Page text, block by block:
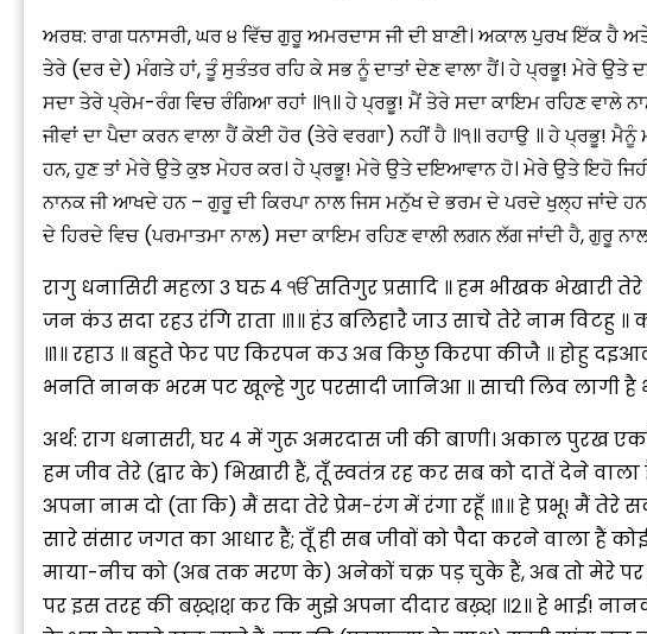
ਅਰਥ: ਰਾਗ ਧਨਾਸਰੀ, ਘਰ ੪ ਵਿੱਚ ਗੁਰੂ ਅਮਰਦਾਸ ਜੀ ਦੀ ਬਾਣੀ। ਅਕਾਲ ਪੁਰਖ ਇੱਕ ਹੈ
ਤੇਰੇ (ਦਰ ਦੇ) ਮੰਗਤੇ ਹਾਂ, ਤੂੰ ਸੁਤੰਤਰ ਰਹਿ ਕੇ ਸਭ ਨੂੰ ਦਾਤਾਂ ਦੇਣ ਵਾਲਾ ਹੈਂ। ਹੇ ਪ੍ਰਭੂ! ਮੇਰੇ
ਸਦਾ ਤੇਰੇ ਪ੍ਰੇਮ-ਰੰਗ ਵਿਚ ਰੰਗਿਆ ਰਹਾਂ ॥੧॥ ਹੇ ਪ੍ਰਭੂ! ਮੈਂ ਤੇਰੇ ਸਦਾ ਕਾਇਮ ਰਹਿਣ ਵਾਲੇ
ਜੀਵਾਂ ਦਾ ਪੈਦਾ ਕਰਨ ਵਾਲਾ ਹੈਂ ਕੋਈ ਹੋਰ (ਤੇਰੇ ਵਰਗਾ) ਨਹੀਂ ਹੈ ॥੧॥ ਰਹਾਉ ॥ ਹੇ
ਹਨ, ਹੁਣ ਤਾਂ ਮੇਰੇ ਉਤੇ ਕੁਝ ਮੇਹਰ ਕਰ। ਹੇ ਪ੍ਰਭੂ! ਮੇਰੇ ਉਤੇ ਦਇਆਵਾਨ ਹੋ। ਮੇਰੇ ਉਤੇ ਇਹੋ
ਨਾਨਕ ਜੀ ਆਖਦੇ ਹਨ – ਗੁਰੂ ਦੀ ਕਿਰਪਾ ਨਾਲ ਜਿਸ ਮਨੁੱਖ ਦੇ ਭਰਮ ਦੇ ਪਰਦੇ ਖੁਲ੍ਹ ਜਾਂਦੇ
ਦੇ ਹਿਰਦੇ ਵਿਚ (ਪਰਮਾਤਮਾ ਨਾਲ) ਸਦਾ ਕਾਇਮ ਰਹਿਣ ਵਾਲੀ ਲਗਨ ਲੱਗ ਜਾਂਦੀ ਹੈ, ਗੁਰੂ
रागु धनासिरी महला ३ घरु ४ ੴ सतिगुर प्रसादि ॥ हम भीखक भेखारी
जन कंउ सदा रहउ रंगि राता ॥१॥ हंउ बलिहारै जाउ साचे तेरे नाम
॥१॥ रहाउ ॥ बहुते फेर पए किरपन कउ अब किछु किरपा कीजै ॥ होहु
भनति नानक भरम पट खूल्हे गुर परसादी जानिआ ॥ साची लिव लागी है
अर्थ: राग धनासरी, घर ४ में गुरू अमरदास जी की बाणी। अकाल पुरख एक
हम जीव तेरे (द्वार के) भिखारी हैं, तूँ स्वतंत्र रह कर सब को दातें देने वाला
अपना नाम दो (ता कि) मैं सदा तेरे प्रेम-रंग में रंगा रहूँ ॥१॥ हे प्रभू! मैं
सारे संसार जगत का आधार हैं; तूँ ही सब जीवों को पैदा करने वाला हैं
माया-नीच को (अब तक मरण के) अनेकों चक्र पड़ चुके हैं, अब तो मेरे पर
पर इस तरह की बख़्श़श़ कर कि मुझे अपना दीदार बख़्श़ ॥२॥ हे भाई!
“Success
challenge,